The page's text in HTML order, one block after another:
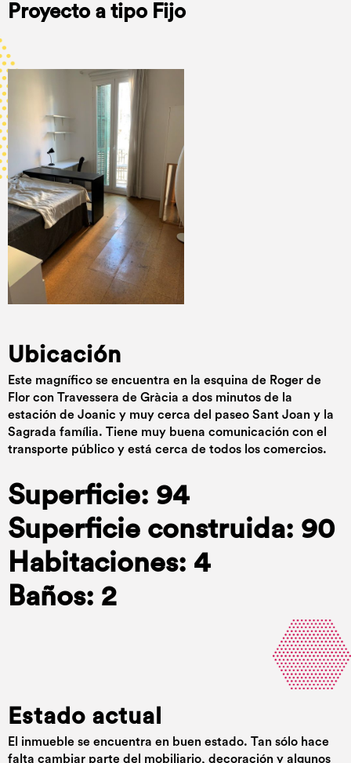
Proyecto a tipo Fijo
Ubicación
Este magnífico se encuentra en la esquina de Roger de
Flor con Travessera de Gràcia a dos minutos de la
estación de Joanic y muy cerca del paseo Sant Joan y la
Sagrada família. Tiene muy buena comunicación con el
transporte público y está cerca de todos los comercios.
Superficie: 94
Superficie construida: 90
Habitaciones: 4
Baños: 2
Estado actual
El inmueble se encuentra en buen estado. Tan sólo hace
falta cambiar parte del mobiliario, decoración y algunos